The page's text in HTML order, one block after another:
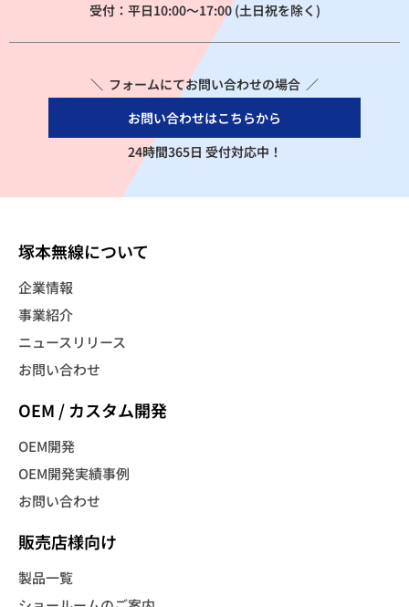
受付：平日10:00～17:00 (土日祝を除く)
＼ フォームにてお問い合わせの場合 ／
お問い合わせはこちらから
24時間365日 受付対応中！
塚本無線について
企業情報
事業紹介
ニュースリリース
お問い合わせ
OEM / カスタム開発
OEM開発
OEM開発実績事例
お問い合わせ
販売店様向け
製品一覧